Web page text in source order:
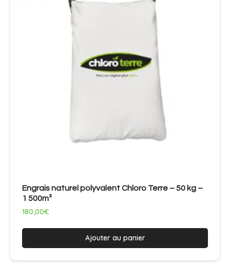
Engrais naturel polyvalent Chloro Terre – 50 kg –
1 500m²
180,00€
Ajouter au panier